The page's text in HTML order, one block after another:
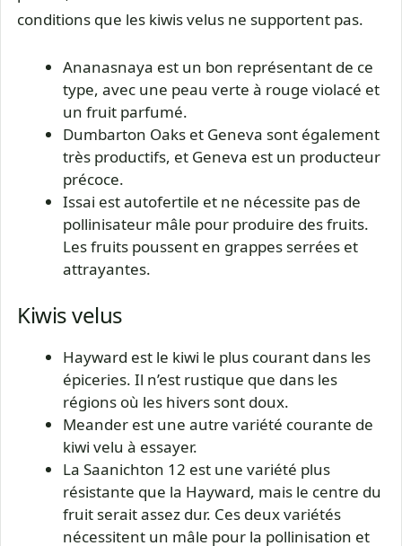
conditions que les kiwis velus ne supportent pas.
Ananasnaya est un bon représentant de ce
type, avec une peau verte à rouge violacé et
un fruit parfumé.
Dumbarton Oaks et Geneva sont également
très productifs, et Geneva est un producteur
précoce.
Issai est autofertile et ne nécessite pas de
pollinisateur mâle pour produire des fruits.
Les fruits poussent en grappes serrées et
attrayantes.
Kiwis velus
Hayward est le kiwi le plus courant dans les
épiceries. Il n’est rustique que dans les
régions où les hivers sont doux.
Meander est une autre variété courante de
kiwi velu à essayer.
La Saanichton 12 est une variété plus
résistante que la Hayward, mais le centre du
fruit serait assez dur. Ces deux variétés
nécessitent un mâle pour la pollinisation et